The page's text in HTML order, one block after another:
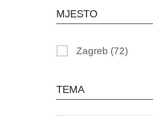
MJESTO
Zagreb (72)
TEMA